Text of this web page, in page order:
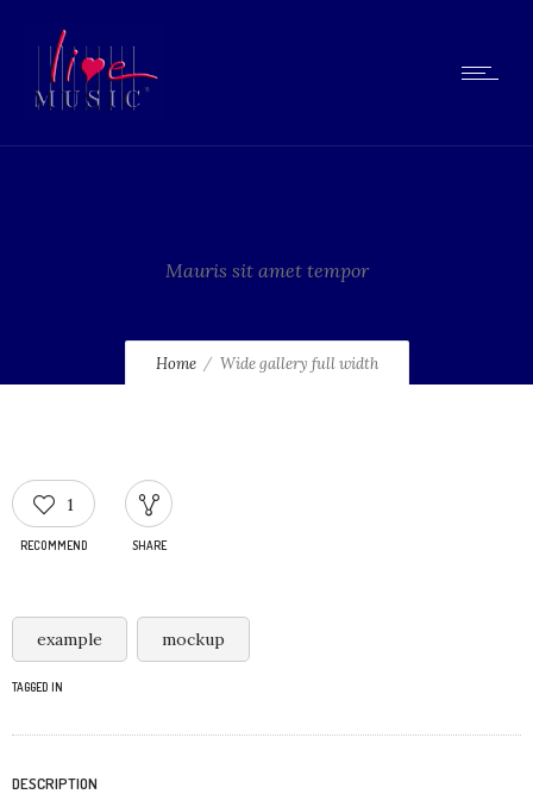
Mauris sit amet tempor
Home Wide gallery full width
1
RECOMMEND SHARE
example mockup
TAGGED IN
DESCRIPTION